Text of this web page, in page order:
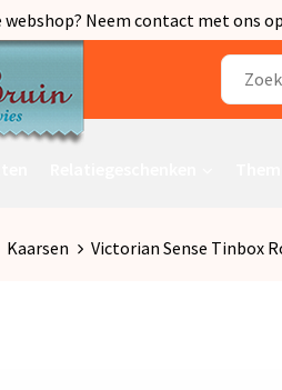
webshop? Neem contact met ons
Kaarsen Victorian Sense Tinbox